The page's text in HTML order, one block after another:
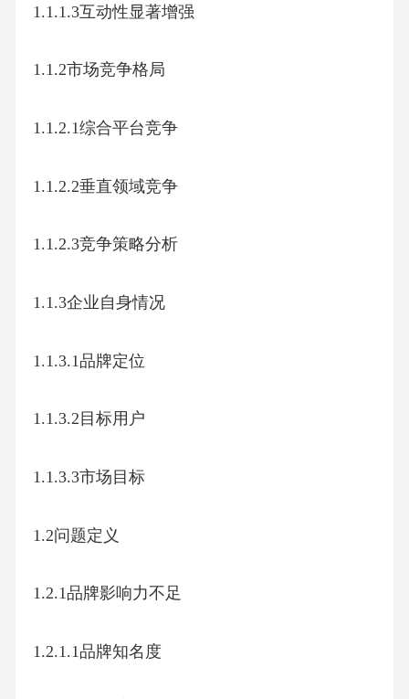
1.1.1.3互动性显著增强
1.1.2市场竞争格局
1.1.2.1综合平台竞争
1.1.2.2垂直领域竞争
1.1.2.3竞争策略分析
1.1.3企业自身情况
1.1.3.1品牌定位
1.1.3.2目标用户
1.1.3.3市场目标
1.2问题定义
1.2.1品牌影响力不足
1.2.1.1品牌知名度